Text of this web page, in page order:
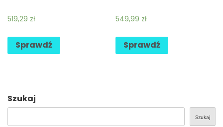
519,29 zł
Sprawdź
549,99 zł
Sprawdź
Szukaj
Szukaj